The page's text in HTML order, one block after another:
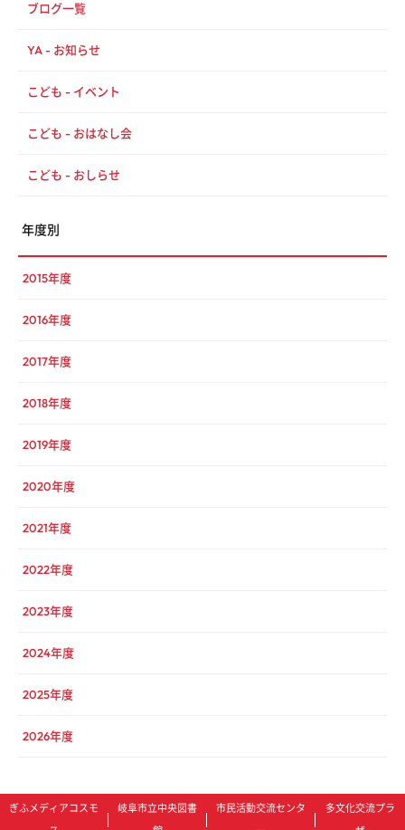
ブログ一覧
YA - お知らせ
こども - イベント
こども - おはなし会
こども - おしらせ
年度別
2015年度
2016年度
2017年度
2018年度
2019年度
2020年度
2021年度
2022年度
2023年度
2024年度
2025年度
2026年度
ぎふメディアコスモ
岐阜市立中央図書
市民活動交流センタ
多文化交流プラ